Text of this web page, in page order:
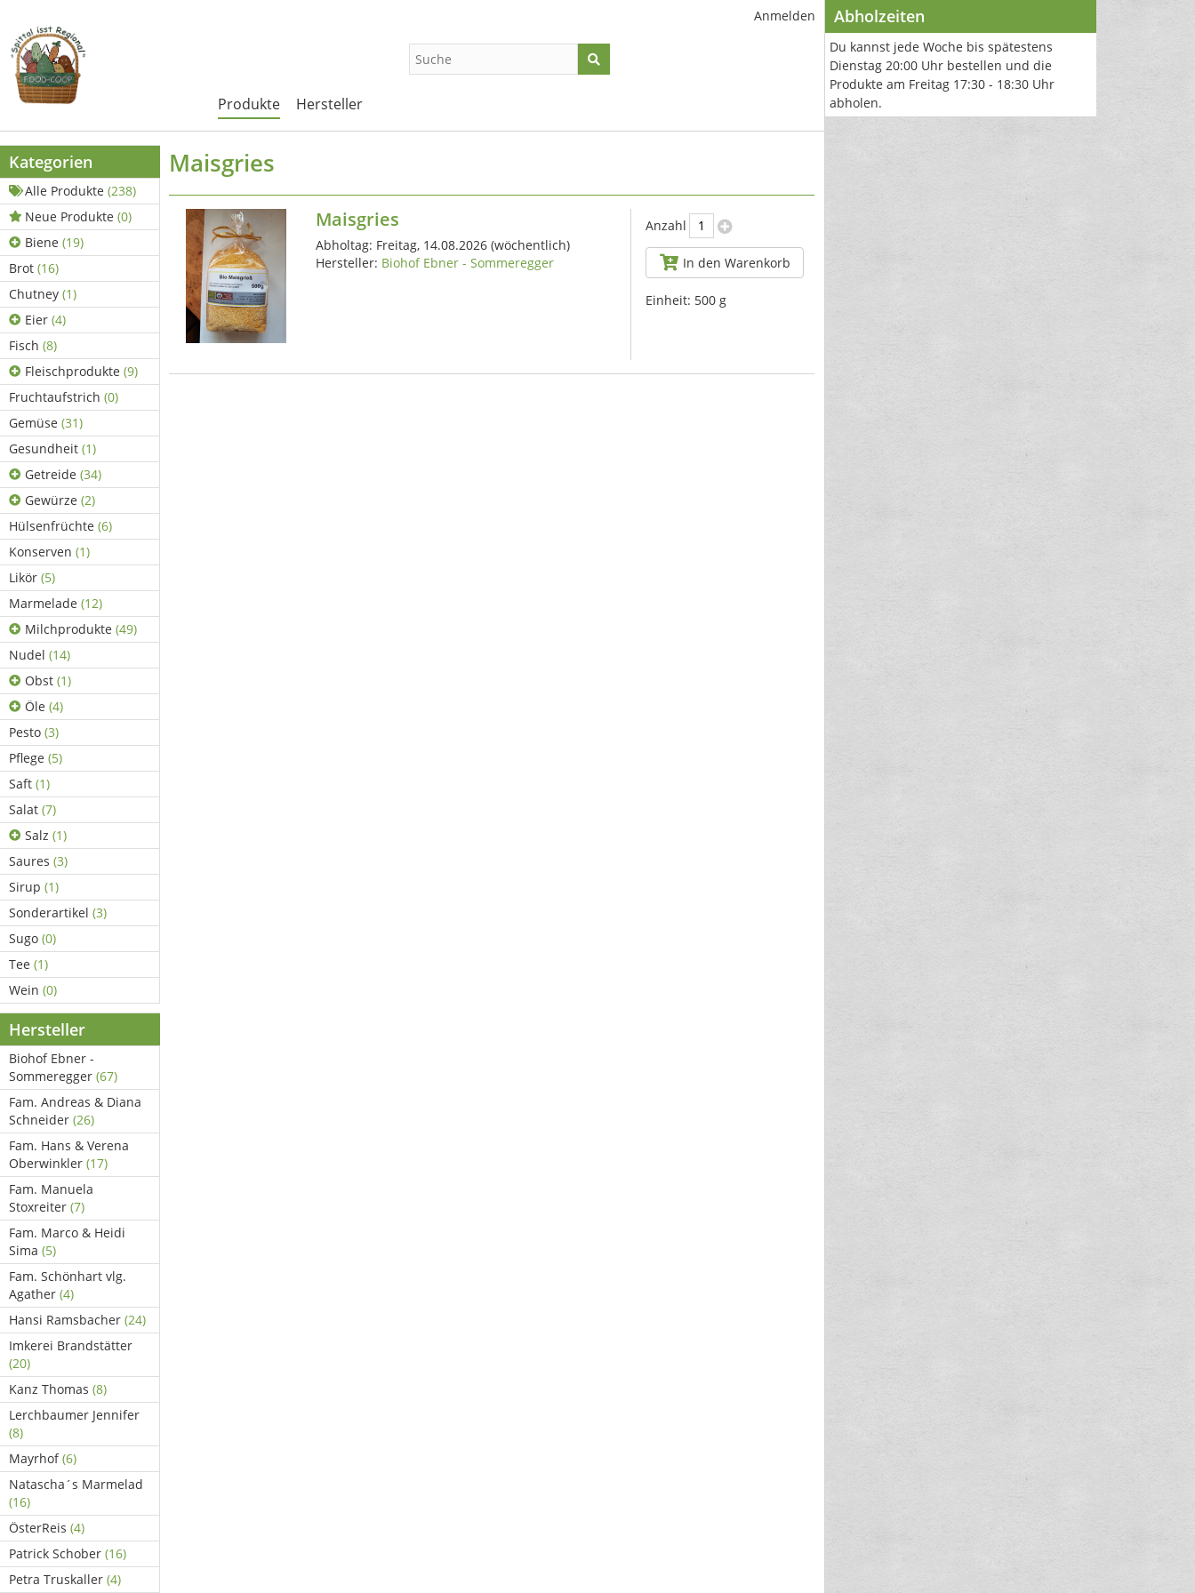
Anmelden
Produkte Hersteller
Kategorien
Alle Produkte (238)
Neue Produkte (0)
Biene (19)
Brot (16)
Chutney (1)
Eier (4)
Fisch (8)
Fleischprodukte (9)
Fruchtaufstrich (0)
Gemüse (31)
Gesundheit (1)
Getreide (34)
Gewürze (2)
Hülsenfrüchte (6)
Konserven (1)
Likör (5)
Marmelade (12)
Milchprodukte (49)
Nudel (14)
Obst (1)
Öle (4)
Pesto (3)
Pflege (5)
Saft (1)
Salat (7)
Salz (1)
Saures (3)
Sirup (1)
Sonderartikel (3)
Sugo (0)
Tee (1)
Wein (0)
Hersteller
Biohof Ebner -
Sommeregger (67)
Fam. Andreas & Diana
Schneider (26)
Fam. Hans & Verena
Oberwinkler (17)
Fam. Manuela
Stoxreiter (7)
Fam. Marco & Heidi
Sima (5)
Fam. Schönhart vlg.
Agather (4)
Hansi Ramsbacher (24)
Imkerei Brandstätter
(20)
Kanz Thomas (8)
Lerchbaumer Jennifer
(8)
Mayrhof(6)
Natascha´s Marmelad
(16)
ÖsterReis (4)
Patrick Schober (16)
Petra Truskaller (4)
Maisgries
Maisgries
Abholtag: Freitag, 14.08.2026 (wöchentlich)
Hersteller: Biohof Ebner - Sommeregger
Anzahl
In den Warenkorb
Einheit: 500 g
Abholzeiten
Du kannst jede Woche bis spätestens
Dienstag 20:00 Uhr bestellen und die
Produkte am Freitag 17:30 - 18:30 Uhr
abholen.